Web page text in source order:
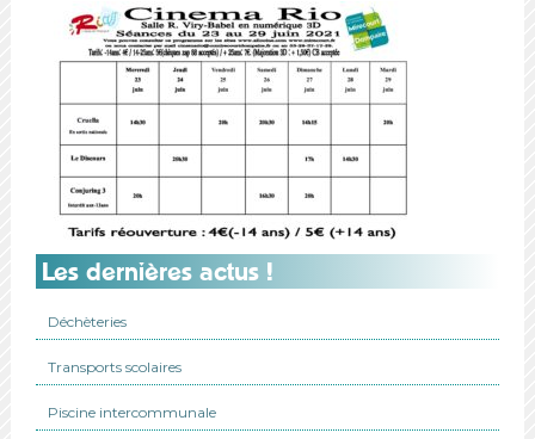
Les dernières actus !
Déchèteries
Transports scolaires
Piscine intercommunale